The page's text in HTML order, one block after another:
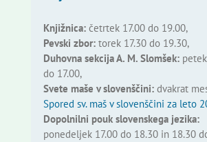
Knjižnica:četrtek 17.00 do 19.00,
Pevski zbor:torek 17.30 do 19.30,
Duhovna sekcija A. M. Slomšek:
do 17.00,
Svete maše v slovenščini:dvakrat
Spored sv. maš v slovenščini za leto
Dopolnilni pouk slovenskega jezika:
ponedeljek 17.00 do 18.30 in 18.30